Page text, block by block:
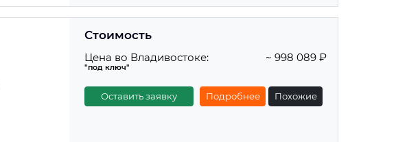
Стоимость
Цена во Владивостоке:
"под ключ"
~ 998 089 ₽
Оставить заявку Подробнее Похожие